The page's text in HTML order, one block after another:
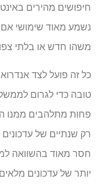
חיפושים מהירים
נשמע מאוד שימושי
משהו חדש או בלתי
טובה כדי לגרום
פחות מתלהבים ממנו
רק שנתיים של
חסר מאוד בהשוואה
יותר של עדכונים